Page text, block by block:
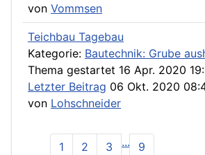
von Vommsen
Teichbau Tagebau
Kategorie: Bautechnik: Grube
Thema gestartet 16 Apr. 2020
Letzter Beitrag 06 Okt. 2020
von Lohschneider
1 2 3 ... 9